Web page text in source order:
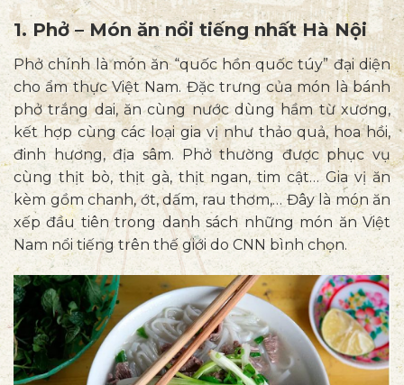
độc đáo “có
một không hai”
1. Phở – Món ăn nổi tiếng nhất Hà Nội
Phở chính là món ăn “quốc hồn quốc túy” đại diện
cho ẩm thực Việt Nam. Đặc trưng của món là bánh
phở trắng dai, ăn cùng nước dùng hầm từ xương,
kết hợp cùng các loại gia vị như thảo quả, hoa hồi,
đinh hương, địa sâm. Phở thường được phục vụ
cùng thịt bò, thịt gà, thịt ngan, tim cật… Gia vị ăn
kèm gồm chanh, ớt, dấm, rau thơm,… Đây là món ăn
xếp đầu tiên trong danh sách những món ăn Việt
Nam nổi tiếng trên thế giới do CNN bình chọn.